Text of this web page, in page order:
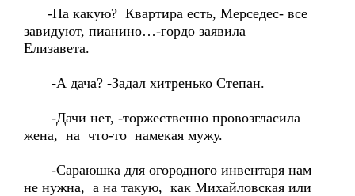
-На какую? Квартира есть, Мерседес- все
завидуют, пианино…-гордо заявила
Елизавета.
-А дача? -Задал хитренько Степан.
-Дачи нет, -торжественно провозгласила
жена, на что-то намекая мужу.
-Сараюшка для огородного инвентаря нам
не нужна, а на такую, как Михайловская или